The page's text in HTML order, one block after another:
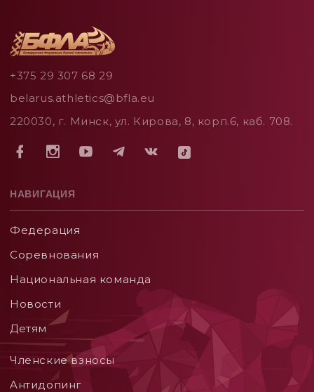
+375 29 307 68 29
belarus.athletics@bfla.eu
220030, г. Минск, ул. Кирова, 8, корп.6, каб. 708.
НАВИГАЦИЯ
Федерация
Соревнования
Национальная команда
Новости
Детям
Членские взносы
Aнтидопинг